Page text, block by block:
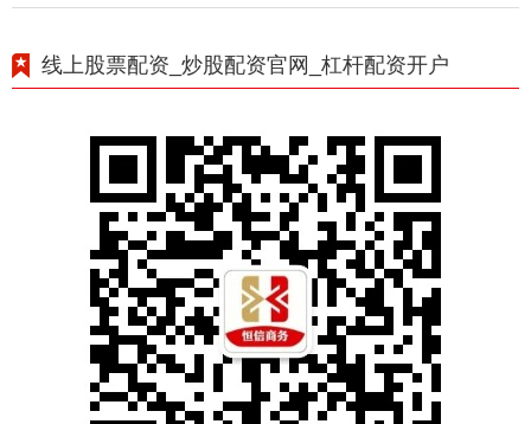
线上股票配资_炒股配资官网_杠杆配资开户